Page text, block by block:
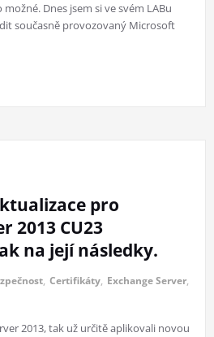
Dnes jsem si ve svém LABu
současně provozovaný Microsoft
pro
2013 CU23
na její následky.
, Certifikáty, Exchange Server,
2013, tak už určitě aplikovali novou